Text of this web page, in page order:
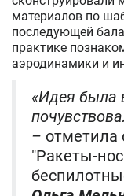
материалов по
последующей
практике
аэродинамики и
«Идея была
– отметила
"Ракеты-